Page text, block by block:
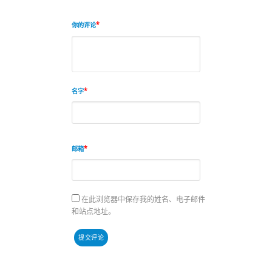
你的评论
名字
邮箱
在此浏览器中保存我的姓名、电子邮件
和站点地址。